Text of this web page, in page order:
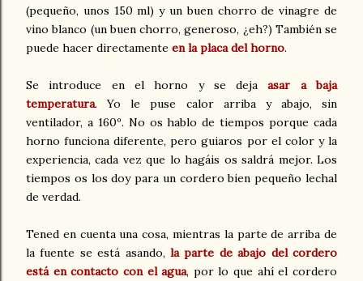
(pequeño, unos 150 ml) y un buen chorro de vinagre de
vino blanco (un buen chorro, generoso, ¿eh?) También se
puede hacer directamente en la placa del horno.
Se introduce en el horno y se dejaasar a baja
temperatura. Yo le puse calor arriba y abajo, sin
ventilador, a 160º. No os hablo de tiempos porque cada
horno funciona diferente, pero guiaros por el color y la
experiencia, cada vez que lo hagáis os saldrá mejor. Los
tiempos os los doy para un cordero bien pequeño lechal
de verdad.
Tened en cuenta una cosa, mientras la parte de arriba de
la fuente se está asando, la parte de abajo del cordero
está en contacto con el agua, por lo que ahí el cordero